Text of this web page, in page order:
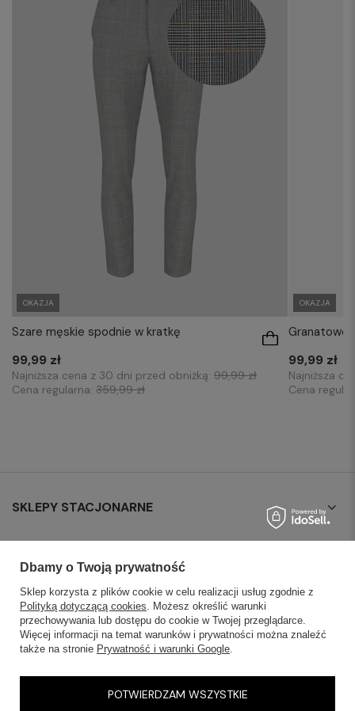
OKAZJA
Szare męskie spodnie w kratkę
99,99 zł
Najniższa cena z 30 dni przed obniżką: 99,99 zł
Cena regularna: 359,99 zł
OKAZJA
Granatowe
99,99 zł
Najniższa
Cena
SKLEPY STACJONARNE
OBSŁUGA KLIENTA
AKTUALNOŚCI
Dbamy o Twoją prywatność
Sklep korzysta z plików cookie w celu realizacji usług zgodnie z
Polityką dotyczącą cookies. Możesz określić warunki
przechowywania lub dostępu do cookie w Twojej przeglądarce.
Więcej informacji na temat warunków i prywatności można znaleźć
także na stronie Prywatność i warunki Google.
POTWIERDZAM WSZYSTKIE